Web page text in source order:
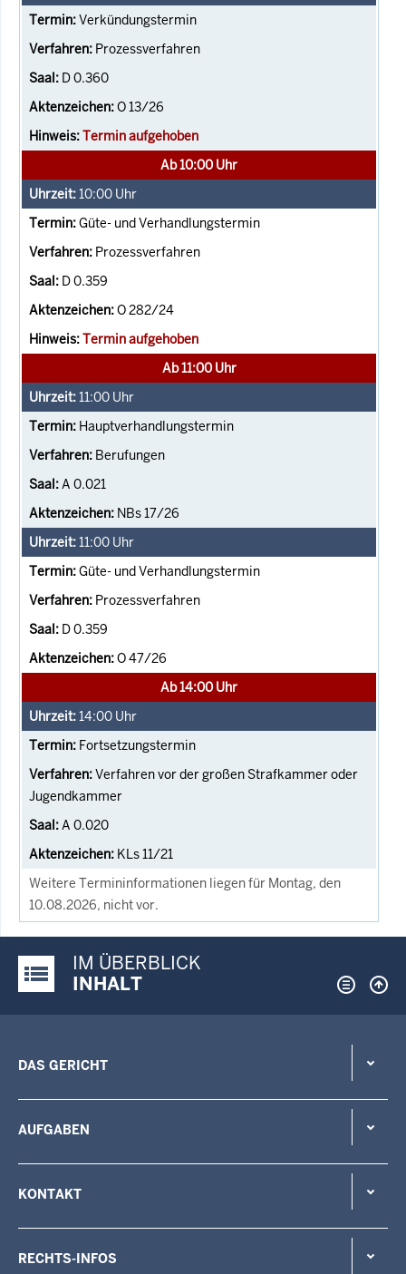
Verkündungstermin
Prozessverfahren
D 0.360
O 13/26
Termin aufgehoben
Ab 10:00 Uhr
10:00 Uhr
Güte- und Verhandlungstermin
Prozessverfahren
D 0.359
O 282/24
Termin aufgehoben
Ab 11:00 Uhr
11:00 Uhr
Hauptverhandlungstermin
Berufungen
A 0.021
NBs 17/26
11:00 Uhr
Güte- und Verhandlungstermin
Prozessverfahren
D 0.359
O 47/26
Ab 14:00 Uhr
14:00 Uhr
Fortsetzungstermin
Verfahren vor der großen Strafkammer oder
Jugendkammer
A 0.020
KLs 11/21
Weitere Termininformationen liegen für Montag, den
10.08.2026, nicht vor.
Justiz-Portal im Überblick:
IM ÜBERBLICK
INHALT
DAS GERICHT
AUFGABEN
KONTAKT
RECHTS-INFOS